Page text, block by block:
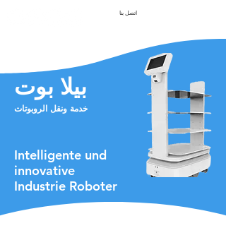
اتصل بنا
بيلا بوت
خدمة ونقل الروبوتات
Intelligente und
innovative
Industrie Roboter